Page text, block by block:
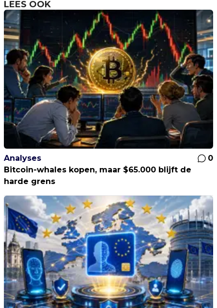
LEES OOK
Analyses
0
Bitcoin-whales kopen, maar $65.000 blijft de
harde grens